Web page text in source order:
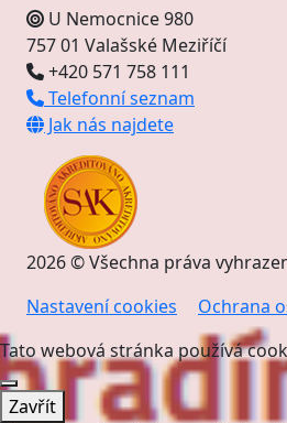
U Nemocnice 980
757 01 Valašské Meziříčí
+420 571 758 111
Telefonní seznam
Jak nás najdete
2026 © Všechna práva
Nastavení cookies
Ochrana
Tato webová stránka používá
Zavřít